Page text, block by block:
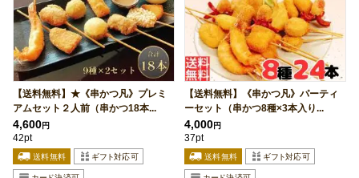
【送料無料】★《串かつ凡》プレミ
アムセット２人前（串かつ18本...
4,600円
42pt
【送料無料】《串かつ凡》パーティ
ーセット（串かつ8種×3本入り...
4,000円
37pt